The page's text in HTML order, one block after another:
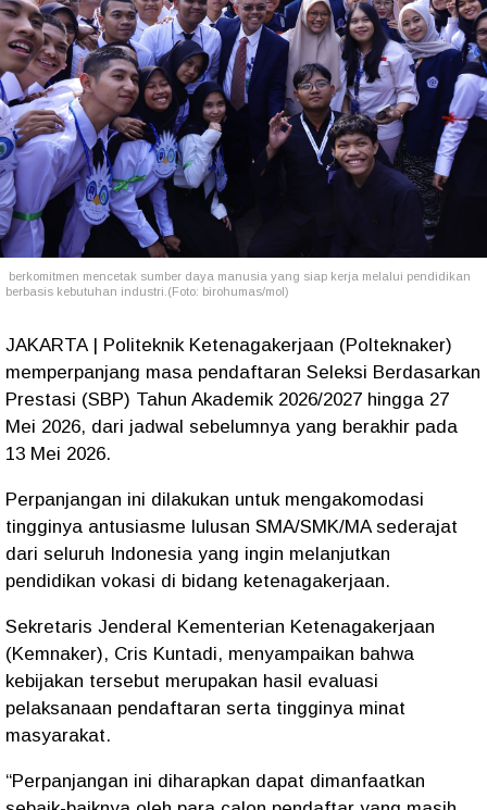
berkomitmen mencetak sumber daya manusia yang siap kerja melalui pendidikan
berbasis kebutuhan industri.(Foto: birohumas/mol)
JAKARTA | Politeknik Ketenagakerjaan (Polteknaker)
memperpanjang masa pendaftaran Seleksi Berdasarkan
Prestasi (SBP) Tahun Akademik 2026/2027 hingga 27
Mei 2026, dari jadwal sebelumnya yang berakhir pada
13 Mei 2026.
Perpanjangan ini dilakukan untuk mengakomodasi
tingginya antusiasme lulusan SMA/SMK/MA sederajat
dari seluruh Indonesia yang ingin melanjutkan
pendidikan vokasi di bidang ketenagakerjaan.
Sekretaris Jenderal Kementerian Ketenagakerjaan
(Kemnaker), Cris Kuntadi, menyampaikan bahwa
kebijakan tersebut merupakan hasil evaluasi
pelaksanaan pendaftaran serta tingginya minat
masyarakat.
“Perpanjangan ini diharapkan dapat dimanfaatkan